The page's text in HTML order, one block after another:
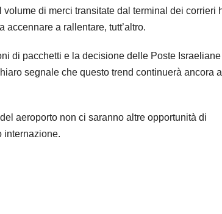
di merci transitate dal terminal dei corrieri
a rallentare, tutt’altro.
di pacchetti e la decisione delle Poste
segnale che questo trend continuerà ancora a
aeroporto non ci saranno altre opportunità di
internazione.